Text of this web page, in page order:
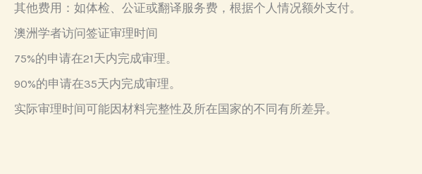
其他费用：如体检、公证或翻译服务费，根据个人情况额外支付。
澳洲学者访问签证审理时间
75%的申请在21天内完成审理。
90%的申请在35天内完成审理。
实际审理时间可能因材料完整性及所在国家的不同有所差异。